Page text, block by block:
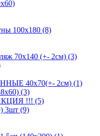
100х180 (8)
70х140 (+- 2см) (3)
40х70(+- 2см) (1)
(3)
!!! (5)
3шт (9)